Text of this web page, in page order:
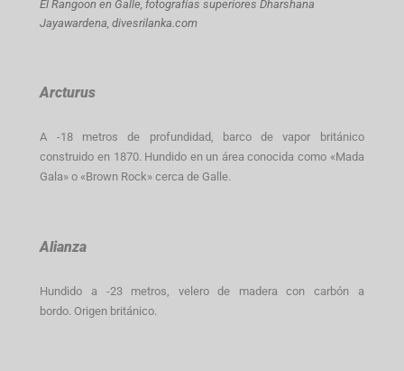
El Rangoon en Galle, fotografías superiores Dharshana
Jayawardena, divesrilanka.com
Arcturus
A -18 metros de profundidad, barco de vapor británico
construido en 1870. Hundido en un área conocida como «Mada
Gala» o «Brown Rock» cerca de Galle.
Alianza
Hundido a -23 metros, velero de madera con carbón a
bordo. Origen británico.